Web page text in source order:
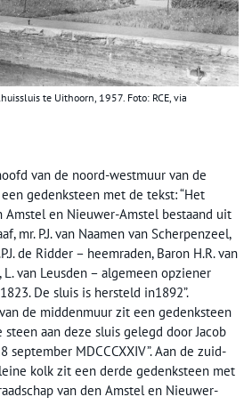
te Uithoorn, 1957. Foto: RCE, via
van de noord-westmuur van de
gedenksteen met de tekst: “Het
Amstel en Nieuwer-Amstel bestaand uit
mr. P.J. van Naamen van Scherpenzeel,
de Ridder – heemraden, Baron H.R. van
van Leusden – algemeen opziener
De sluis is hersteld in1892”.
de middenmuur zit een gedenksteen
steen aan deze sluis gelegd door Jacob
september MDCCCXXIV”. Aan de zuid-
kolk zit een derde gedenksteen met
van den Amstel en Nieuwer-